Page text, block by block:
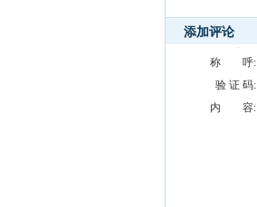
添加评论
称 呼:
验 证 码:
内 容: